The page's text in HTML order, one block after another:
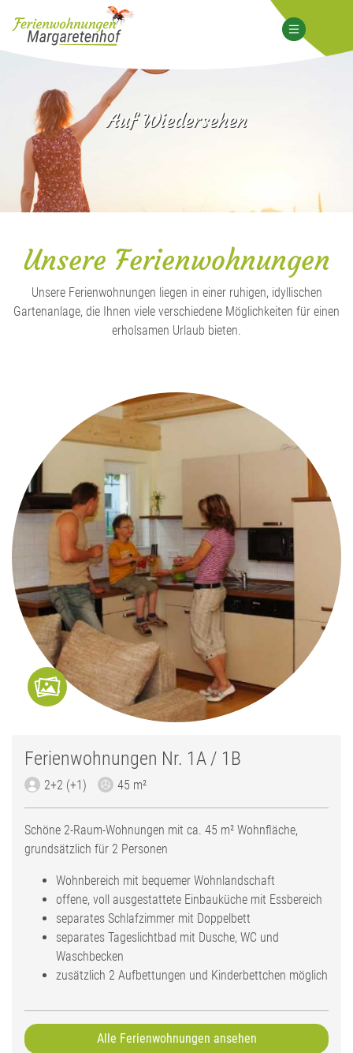
Auf Wiedersehen
Unsere Ferienwohnungen
Unsere Ferienwohnungen liegen in einer ruhigen, idyllischen
Gartenanlage, die Ihnen viele verschiedene Möglichkeiten für einen
erholsamen Urlaub bieten.
Ferienwohnungen Nr. 1A / 1B
2+2 (+1) 45 m²
Schöne 2-Raum-Wohnungen mit ca. 45 m² Wohnfläche,
grundsätzlich für 2 Personen
Wohnbereich mit bequemer Wohnlandschaft
offene, voll ausgestattete Einbauküche mit Essbereich
separates Schlafzimmer mit Doppelbett
separates Tageslichtbad mit Dusche, WC und
Waschbecken
zusätzlich 2 Aufbettungen und Kinderbettchen möglich
Alle Ferienwohnungen ansehen